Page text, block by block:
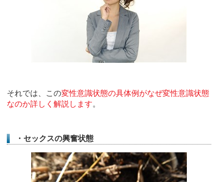
それでは、この変性意識状態の具体例がなぜ変性意識状態
なのか詳しく解説します。
・セックスの興奮状態